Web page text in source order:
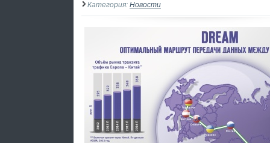
Категория: Новости